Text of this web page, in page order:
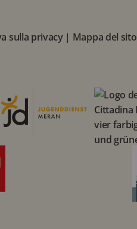
sulla privacy| Mappa del sito